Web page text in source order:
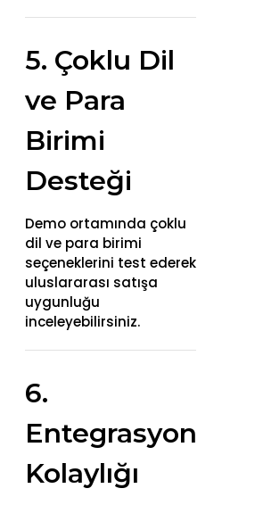
5. Çoklu Dil
ve Para
Birimi
Desteği
Demo ortamında çoklu
dil ve para birimi
seçeneklerini test ederek
uluslararası satışa
uygunluğu
inceleyebilirsiniz.
6.
Entegrasyon
Kolaylığı